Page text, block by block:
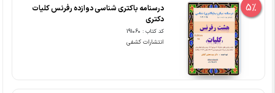
5%
درسنامه باکتری شناسی دوازده رفرنس کلیات
دکتری
کد کتاب : 191060
انتشارات کشفی